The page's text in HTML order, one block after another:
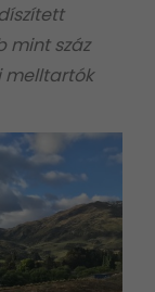
mint száz
melltartók